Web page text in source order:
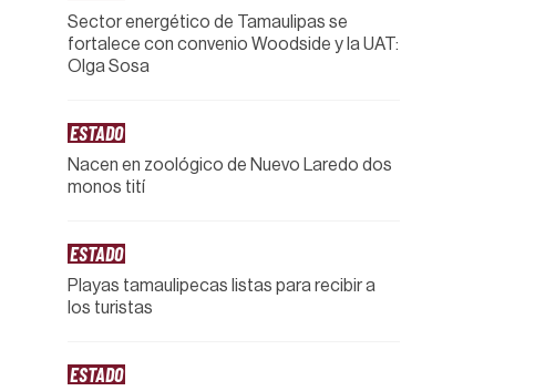
Sector energético de Tamaulipas se
fortalece con convenio Woodside y la UAT:
Olga Sosa
ESTADO
Nacen en zoológico de Nuevo Laredo dos
monos tití
ESTADO
Playas tamaulipecas listas para recibir a
los turistas
ESTADO